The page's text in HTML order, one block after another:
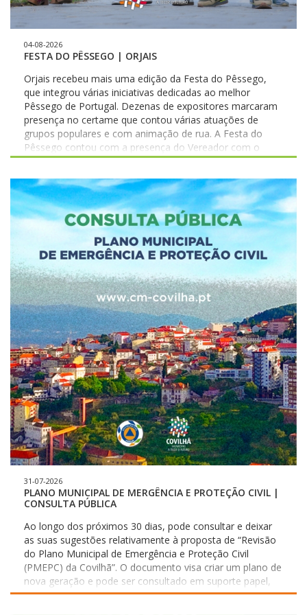
04-08-2026
FESTA DO PÊSSEGO | ORJAIS
Orjais recebeu mais uma edição da Festa do Pêssego,
que integrou várias iniciativas dedicadas ao melhor
Pêssego de Portugal. Dezenas de expositores marcaram
presença no certame que contou várias atuações de
grupos populares e com animação de rua. A Festa do
Pêssego contou com a presença do Vereador com o
pelouro dos Eventos, Luís Marques. #municipiodacovilha
31-07-2026
PLANO MUNICIPAL DE MERGÊNCIA E PROTEÇÃO CIVIL |
CONSULTA PÚBLICA
Ao longo dos próximos 30 dias, pode consultar e deixar
as suas sugestões relativamente à proposta de “Revisão
do Plano Municipal de Emergência e Proteção Civil
(PMEPC) da Covilhã”. O documento visa criar um plano de
nova geração e pode ser consultado em suporte papel,
no Edifício da Câmara Municipal da Covilhã, de segunda a